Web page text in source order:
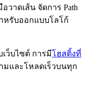
วาดเส้น จัดการ Path
หรับออกแบบโลโก้
ว็บไซต์ การมีโฮสติ้งที่
มและโหลดเร็วบนทุก